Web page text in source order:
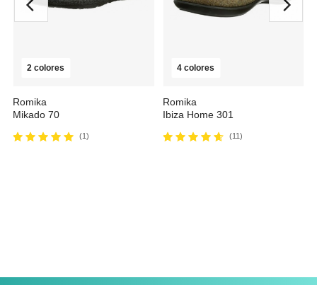
2 colores
Romika
Mikado 70
desde39,90 €54,95 €
(1)
4 colores
Romika
Ibiza Home 301
desde22,37 € 54,95 €
(11)